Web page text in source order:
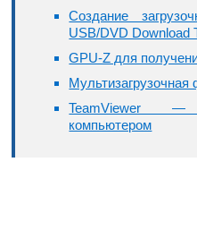
Создание
USB/DVD Download
GPU-Z для
TeamViewer —
компьютером